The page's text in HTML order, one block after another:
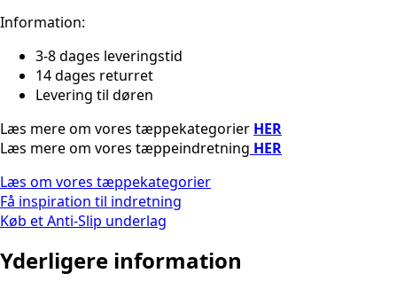
Information:
3-8 dages leveringstid
14 dages returret
Levering til døren
Læs mere om vores tæppekategorier HER
Læs mere om vores tæppeindretning HER
Læs om vores tæppekategorier
Få inspiration til indretning
Køb et Anti-Slip underlag
Yderligere information